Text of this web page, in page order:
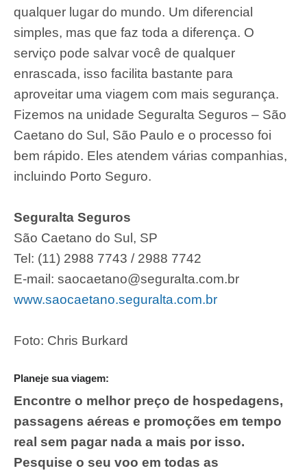
qualquer lugar do mundo. Um diferencial
simples, mas que faz toda a diferença. O
serviço pode salvar você de qualquer
enrascada, isso facilita bastante para
aproveitar uma viagem com mais segurança.
Fizemos na unidade Seguralta Seguros – São
Caetano do Sul, São Paulo e o processo foi
bem rápido. Eles atendem várias companhias,
incluindo Porto Seguro.
Seguralta Seguros
São Caetano do Sul, SP
Tel: (11) 2988 7743 / 2988 7742
E-mail: saocaetano@seguralta.com.br
www.saocaetano.seguralta.com.br
Foto: Chris Burkard
Planeje sua viagem:
Encontre o melhor preço de hospedagens,
passagens aéreas e promoções em tempo
real sem pagar nada a mais por isso.
Pesquise o seu voo em todas as